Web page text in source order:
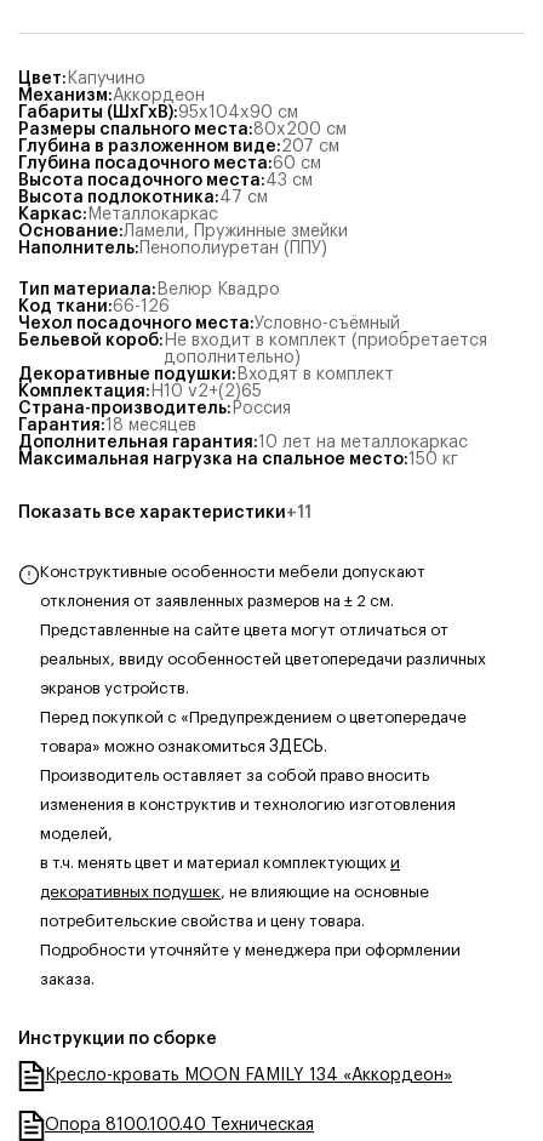
Цвет: Капучино
Механизм:Аккордеон
Габариты (ШхГхВ):95x104x90 см
Размеры спального места:80x200 см
Глубина в разложенном виде:207 см
Глубина посадочного места:60 см
Высота посадочного места:43 см
Высота подлокотника:47 см
Каркас: Металлокаркас
Основание:Ламели,
Пружинные змейки
Наполнитель: Пенополиуретан (ППУ)
Тип материала: Велюр Квадро
Код ткани:66-126
Чехол посадочного места:Условно-съёмный
Бельевой короб: Не входит в комплект (приобретается
дополнительно)
Декоративные подушки: Входят в комплект
Комплектация: Н10 v2+(2)65
Страна-производитель: Россия
Гарантия:18 месяцев
Дополнительная гарантия:10 лет на металлокаркас
Максимальная нагрузка на спальное место:150 кг
Показать все характеристики+11
Конструктивные особенности мебели допускают
отклонения от заявленных размеров на ± 2 см.
Представленные на сайте цвета могут отличаться от
реальных, ввиду особенностей цветопередачи различных
экранов устройств.
Перед покупкой с «Предупреждением о цветопередаче
товара» можно ознакомиться ЗДЕСЬ.
Производитель оставляет за собой право вносить
изменения в конструктив и технологию изготовления
моделей,
в т.ч. менять цвет и материал комплектующих и
декоративных подушек, не влияющие на основные
потребительские свойства и цену товара.
Подробности уточняйте у менеджера при оформлении
заказа.
Инструкции по сборке
Кресло-кровать MOON FAMILY 134 «Аккордеон»
Опора 8100.100.40 Техническая